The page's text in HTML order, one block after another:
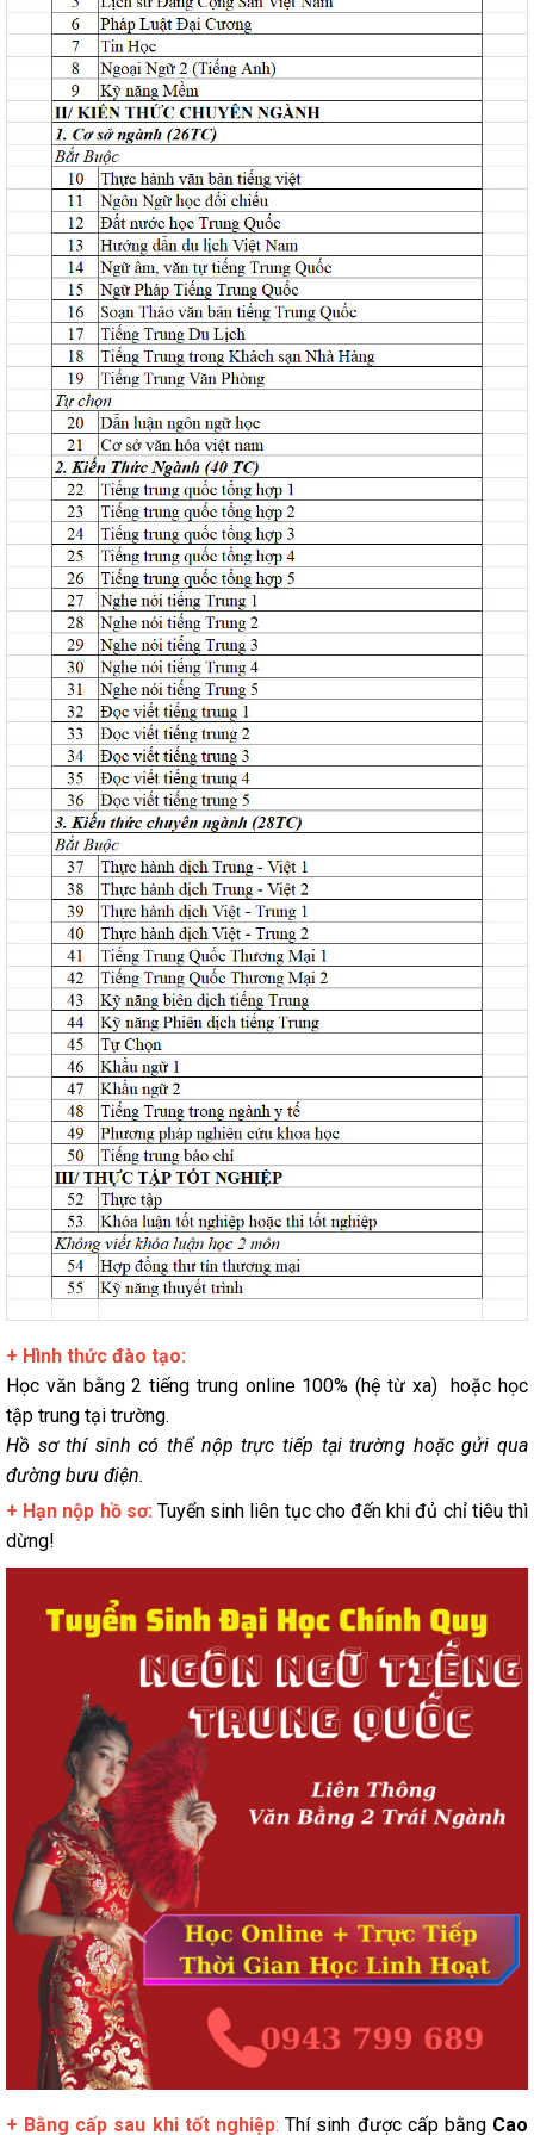
+ Hình thức đào tạo:
Học văn bằng 2 tiếng trung online 100% (hệ từ xa) hoặc học
tập trung tại trường.
Hồ sơ thí sinh có thể nộp trực tiếp tại trường hoặc gửi qua
đường bưu điện.
+ Hạn nộp hồ sơ: Tuyển sinh liên tục cho đến khi đủ chỉ tiêu thì
dừng!
+ Bằng cấp sau khi tốt nghiệp:Thí sinh được cấp bằng Cao